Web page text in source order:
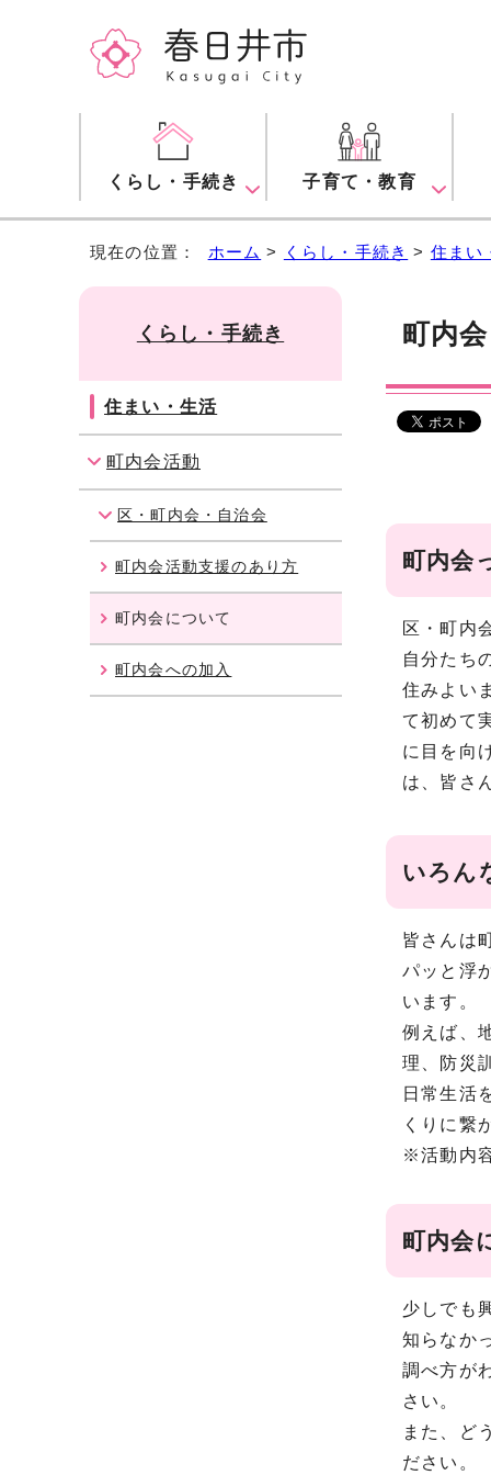
くらし・手続き 子育て・教育
現在の位置： ホーム > くらし・手続き > 住まい
町内
町内会
区・町内
自分たち
住みよい
て初めて
に目を向
は、皆さ
いろん
皆さんは
パッと浮
います。
例えば、
理、防災
日常生活
くりに繋
※活動内
町内会
少しでも
知らなか
調べ方が
さい。
また、ど
ださい。
くらし・手続き
住まい・生活
町内会活動
区・町内会・自治会
町内会活動支援のあり方
町内会について
町内会への加入